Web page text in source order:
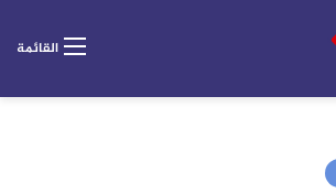
القائمة